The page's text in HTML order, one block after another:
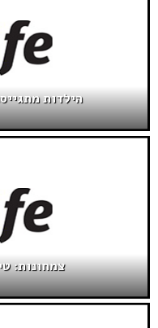
הילדות
צמחונות: